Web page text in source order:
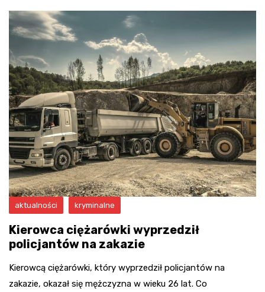
aktualności kryminalne
Kierowca ciężarówki wyprzedził
policjantów na zakazie
Kierowcą ciężarówki, który wyprzedził policjantów na
zakazie, okazał się mężczyzna w wieku 26 lat. Co